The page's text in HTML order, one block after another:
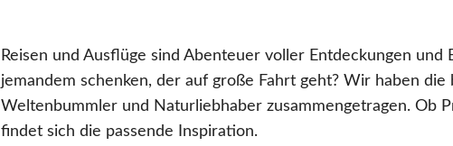
Reisen und Ausflüge sind Abenteuer voller Entdeckungen und
jemandem schenken, der auf große Fahrt geht? Wir haben
Weltenbummler und Naturliebhaber zusammengetragen. Ob
findet sich die passende Inspiration.